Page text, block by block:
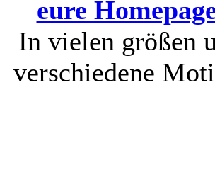
eure
In vielen größen
verschiedene